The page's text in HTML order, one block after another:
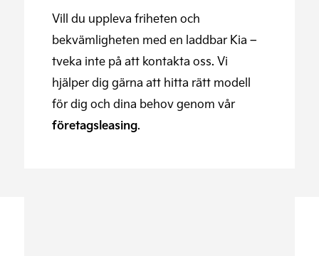
Vill du uppleva friheten och
bekvämligheten med en laddbar Kia –
tveka inte på att kontakta oss. Vi
hjälper dig gärna att hitta rätt modell
för dig och dina behov genom vår
företagsleasing.